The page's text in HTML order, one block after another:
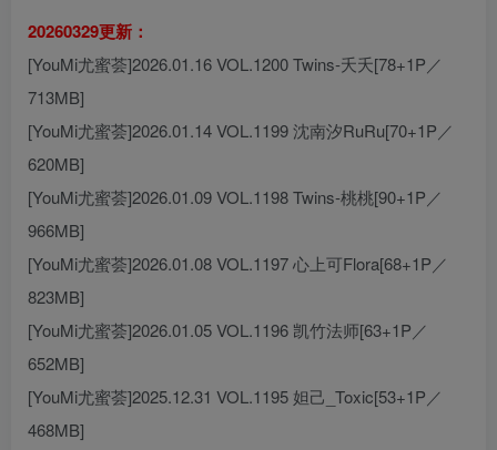
20260329更新：
[YouMi尤蜜荟]2026.01.16 VOL.1200 Twins-夭夭[78+1P／
713MB]
[YouMi尤蜜荟]2026.01.14 VOL.1199 沈南汐RuRu[70+1P／
620MB]
[YouMi尤蜜荟]2026.01.09 VOL.1198 Twins-桃桃[90+1P／
966MB]
[YouMi尤蜜荟]2026.01.08 VOL.1197 心上可Flora[68+1P／
823MB]
[YouMi尤蜜荟]2026.01.05 VOL.1196 凯竹法师[63+1P／
652MB]
[YouMi尤蜜荟]2025.12.31 VOL.1195 妲己_Toxic[53+1P／
468MB]